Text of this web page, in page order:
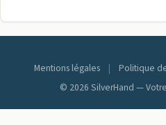
Mentions légales | Politique
© 2026 SilverHand —